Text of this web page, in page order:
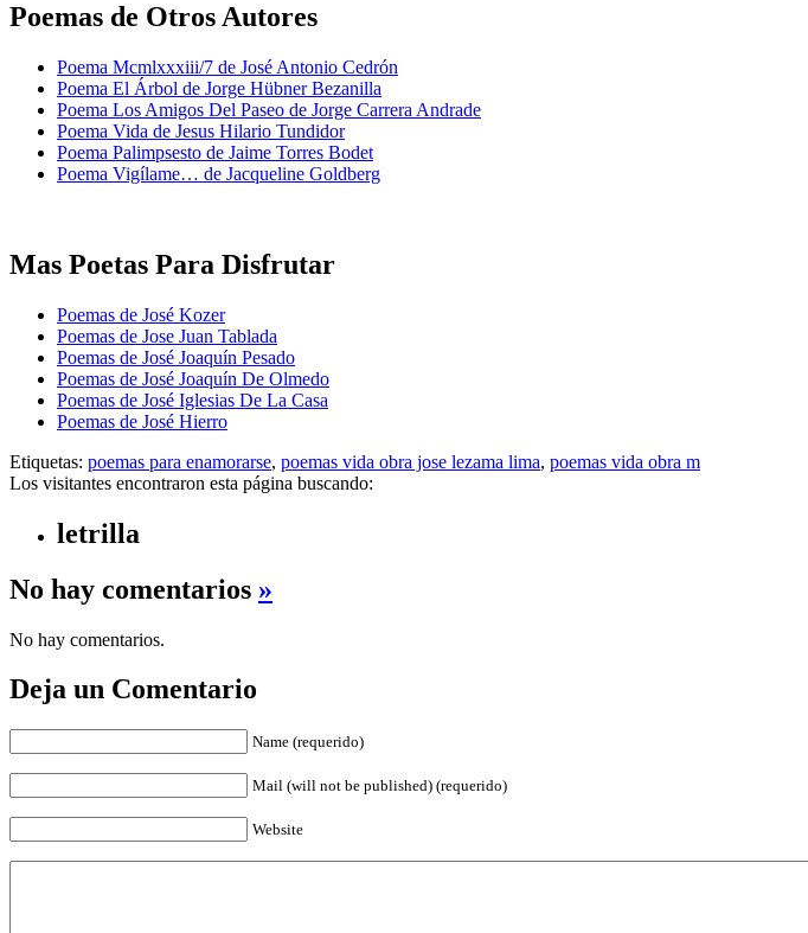
Poemas de Otros Autores
Poema Mcmlxxxiii/7 de José Antonio Cedrón
Poema El Árbol de Jorge Hübner Bezanilla
Poema Los Amigos Del Paseo de Jorge Carrera Andrade
Poema Vida de Jesus Hilario Tundidor
Poema Palimpsesto de Jaime Torres Bodet
Poema Vigílame… de Jacqueline Goldberg
Mas Poetas Para Disfrutar
Poemas de José Kozer
Poemas de Jose Juan Tablada
Poemas de José Joaquín Pesado
Poemas de José Joaquín De Olmedo
Poemas de José Iglesias De La Casa
Poemas de José Hierro
Etiquetas: poemas para enamorarse, poemas vida obra jose lezama lima, poemas vida obra m
Los visitantes encontraron esta página buscando:
letrilla
No hay comentarios »
No hay comentarios.
Deja un Comentario
Name (requerido)
Mail (will not be published) (requerido)
Website